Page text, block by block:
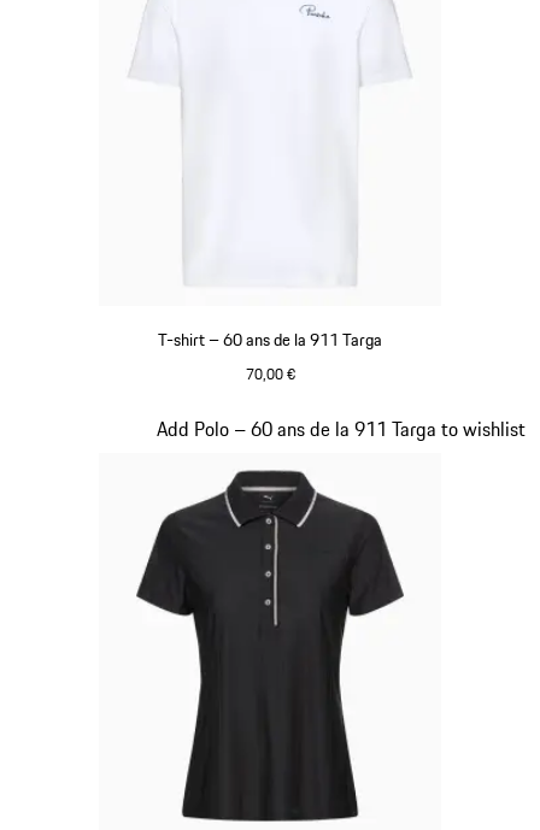
T-shirt – 60 ans de la 911 Targa
70,00 €
Add Polo – 60 ans de la 911 Targa to wishlist
Diapositive 15 sur 20